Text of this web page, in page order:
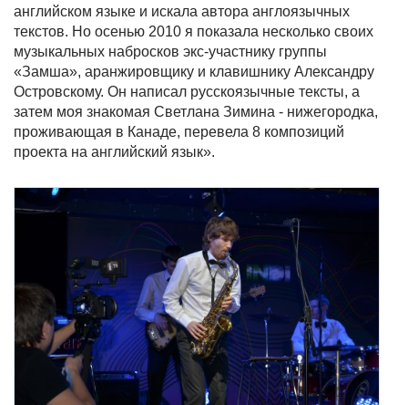
английском языке и искала автора англоязычных
текстов. Но осенью 2010 я показала несколько своих
музыкальных набросков экс-участнику группы
«Замша», аранжировщику и клавишнику Александру
Островскому. Он написал русскоязычные тексты, а
затем моя знакомая Светлана Зимина - нижегородка,
проживающая в Канаде, перевела 8 композиций
проекта на английский язык».